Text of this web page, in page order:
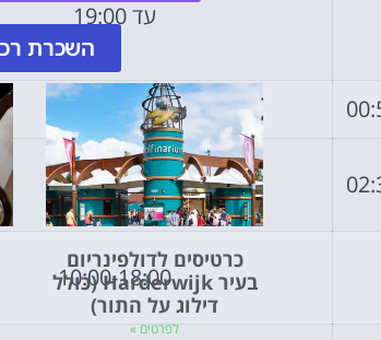
עד 19:00
10:00-18:00
השכרת
כרטיסים לדולפינריום
בעיר Harderwijk (כולל
דילוג על התור)
לפרטים »